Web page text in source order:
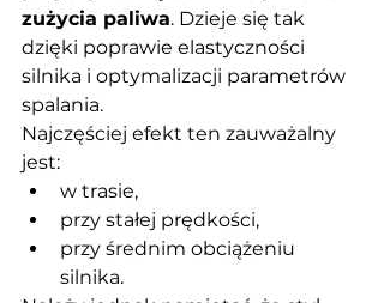
zużycia paliwa. Dzieje się tak
dzięki poprawie elastyczności
silnika i optymalizacji parametrów
spalania.
Najczęściej efekt ten zauważalny
jest:
w trasie,
przy stałej prędkości,
przy średnim obciążeniu
silnika.